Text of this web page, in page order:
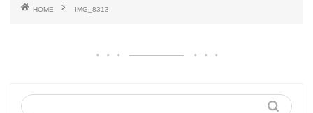
HOME IMG_8313